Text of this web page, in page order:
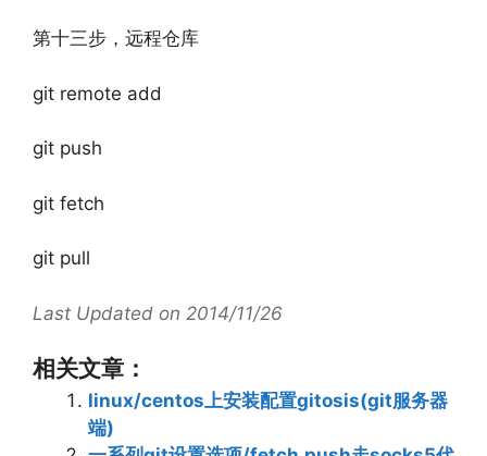
第十三步，远程仓库
git remote add
git push
git fetch
git pull
Last Updated on 2014/11/26
相关文章：
linux/centos上安装配置gitosis(git服务器
端)